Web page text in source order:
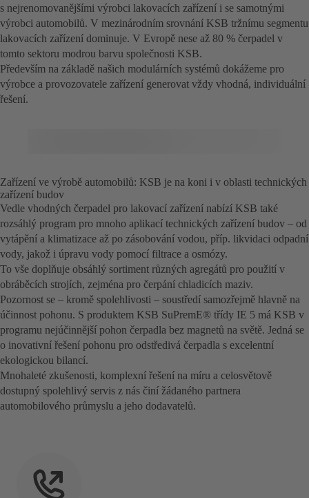
s nejrenomovanějšími výrobci lakovacích zařízení i se samotnými
výrobci automobilů. V mezinárodním srovnání KSB tržnímu segmentu
lakovacích zařízení dominuje. V Evropě nese až 80 % čerpadel v
tomto sektoru modrou barvu společnosti KSB.
Především na základě našich modulárních systémů dokážeme pro
výrobce a provozovatele zařízení generovat vždy vhodná, individuální
řešení.
Zařízení ve výrobě automobilů: KSB je na koni i v oblasti technických
zařízení budov
Vedle vhodných čerpadel pro lakovací zařízení nabízí KSB také
rozsáhlý program pro mnoho aplikací technických zařízení budov – od
vytápění a klimatizace až po zásobování vodou, příp. likvidaci odpadní
vody, jakož i úpravu vody pomocí filtrace a osmózy.
To vše doplňuje obsáhlý sortiment různých agregátů pro použití v
obráběcích strojích, zejména pro čerpání chladicích maziv.
Pozornost se – kromě spolehlivosti – soustředí samozřejmě hlavně na
účinnost pohonu. S produktem KSB SuPremE® třídy IE 5 má KSB v
programu nejúčinnější pohon čerpadla bez magnetů na světě. Jedná se
o inovativní řešení pohonu pro odstředivá čerpadla s excelentní
ekologickou bilancí.
Mnohaleté zkušenosti, komplexní řešení na míru a celosvětově
dostupný spolehlivý servis z nás činí žádaného partnera
automobilového průmyslu a jeho dodavatelů.